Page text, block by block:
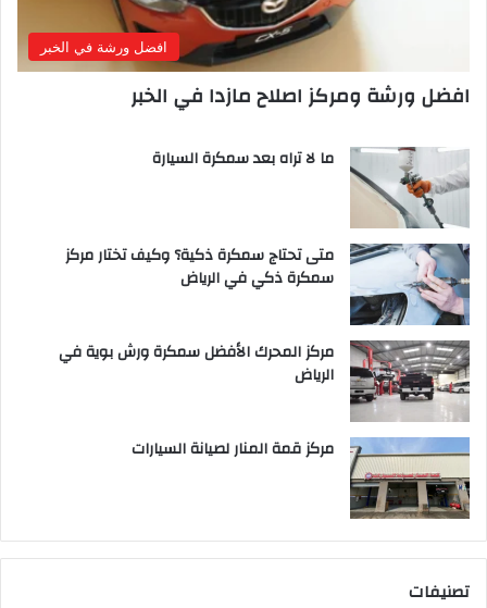
افضل ورشة في الخبر
افضل ورشة ومركز اصلاح مازدا في الخبر
ما لا تراه بعد سمكرة السيارة
متى تحتاج سمكرة ذكية؟ وكيف تختار مركز
سمكرة ذكي في الرياض
مركز المحرك الأفضل سمكرة ورش بوية في
الرياض
مركز قمة المنار لصيانة السيارات
تصنيفات